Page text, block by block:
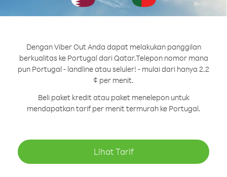
Dengan Viber Out Anda dapat melakukan panggilan
berkualitas ke Portugal dari Qatar.Telepon nomor mana
pun Portugal - landline atau seluler! - mulai dari hanya 2.2
¢ per menit.
Beli paket kredit atau paket menelepon untuk
mendapatkan tarif per menit termurah ke Portugal.
Lihat Tarif